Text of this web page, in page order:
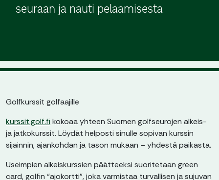
seuraan ja nauti pelaamisesta
Golfkurssit golfaajille
kurssit.golf.fi kokoaa yhteen Suomen golfseurojen alkeis-
ja jatkokurssit. Löydät helposti sinulle sopivan kurssin
sijainnin, ajankohdan ja tason mukaan – yhdestä paikasta.
Useimpien alkeiskurssien päätteeksi suoritetaan green
card, golfin “ajokortti”, joka varmistaa turvallisen ja sujuvan